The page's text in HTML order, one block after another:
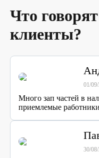
Что
клиенты?
01/
Много зап частей в
приемлемые
30/